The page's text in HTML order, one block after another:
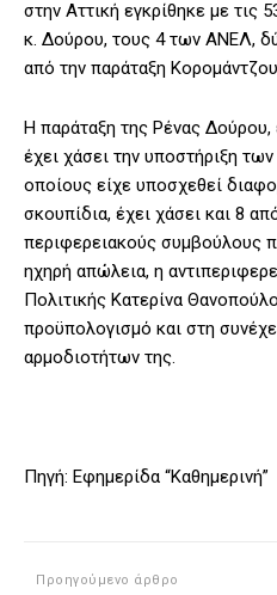
στην Αττική εγκρίθηκε με τις
κ. Δούρου, τους 4 των ΑΝΕΛ,
από την παράταξη
Η παράταξη της Ρένας Δούρου,
έχει χάσει την υποστήριξη
οποίους είχε υποσχεθεί
σκουπίδια, έχει χάσει και 8
περιφερειακούς συμβούλους
ηχηρή απώλεια, η
Πολιτικής Κατερίνα
προϋπολογισμό και στη
αρμοδιοτήτων της.
Πηγή: Εφημερίδα “Καθημερινή”
Προηγούμενο άρθρο